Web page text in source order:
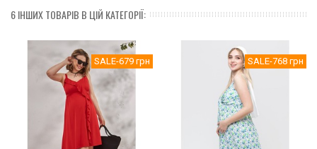
6 ІНШИХ ТОВАРІВ В ЦІЙ КАТЕГОРІЇ:
SALE-679 грн SALE-768 грн